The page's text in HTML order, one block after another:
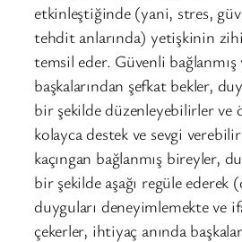
etkinleştiğinde (yani, stres,
tehdit anlarında) yetişkinin
temsil eder. Güvenli
başkalarından şefkat bekler,
bir şekilde düzenleyebilirler ve
kolayca destek ve sevgi
kaçıngan bağlanmış bireyler,
bir şekilde aşağı regüle ederek
duyguları deneyimlemekte ve
çekerler, ihtiyaç anında